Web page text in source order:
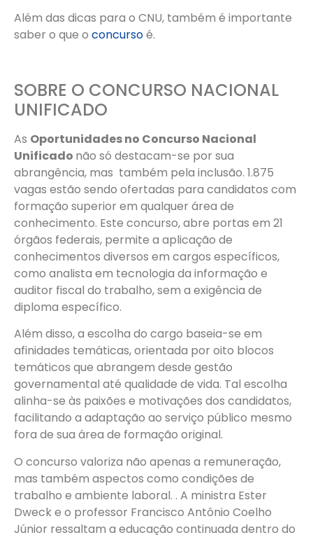
Além das dicas para o CNU, também é importante
saber o que o concursoé.
SOBRE O CONCURSO NACIONAL
UNIFICADO
As Oportunidades no Concurso Nacional
Unificado não só destacam-se por sua
abrangência, mas também pela inclusão. 1.875
vagas estão sendo ofertadas para candidatos com
formação superior em qualquer área de
conhecimento. Este concurso, abre portas em 21
órgãos federais, permite a aplicação de
conhecimentos diversos em cargos específicos,
como analista em tecnologia da informação e
auditor fiscal do trabalho, sem a exigência de
diploma específico.
Além disso, a escolha do cargo baseia-se em
afinidades temáticas, orientada por oito blocos
temáticos que abrangem desde gestão
governamental até qualidade de vida. Tal escolha
alinha-se às paixões e motivações dos candidatos,
facilitando a adaptação ao serviço público mesmo
fora de sua área de formação original.
O concurso valoriza não apenas a remuneração,
mas também aspectos como condições de
trabalho e ambiente laboral. . A ministra Ester
Dweck e o professor Francisco Antônio Coelho
Júnior ressaltam a educação continuada dentro do